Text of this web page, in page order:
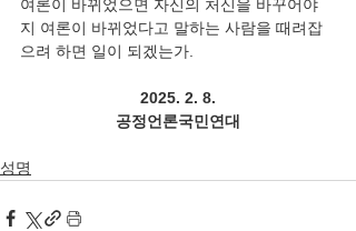
여론이 바뀌었으면 자신의 처신을 바꾸어야
지 여론이 바뀌었다고 말하는 사람을 때려잡
으려 하면 일이 되겠는가.
2025. 2. 8.
공정언론국민연대
성명